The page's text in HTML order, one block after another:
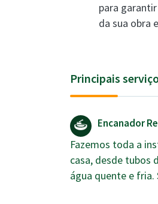
para
da sua obra
Principais
Encanador
Fazemos toda a
casa, desde tubos
água quente e